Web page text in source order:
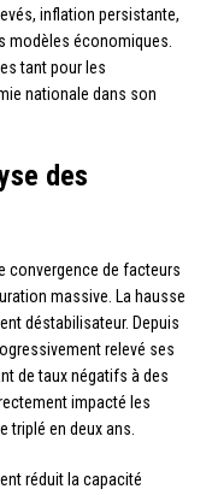
inflation persistante,
modèles économiques.
tant pour les
nationale dans son
des
convergence de facteurs
massive. La hausse
déstabilisateur. Depuis
relevé ses
de taux négatifs à des
impacté les
triplé en deux ans.
réduit la capacité